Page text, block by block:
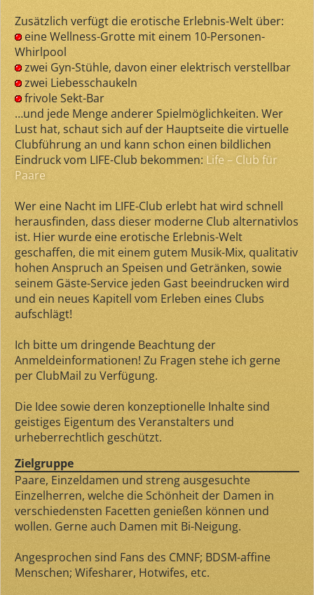
Zusätzlich verfügt die erotische Erlebnis-Welt über:
eine Wellness-Grotte mit einem 10-Personen-
Whirlpool
zwei Gyn-Stühle, davon einer elektrisch verstellbar
zwei Liebesschaukeln
frivole Sekt-Bar
…und jede Menge anderer Spielmöglichkeiten. Wer
Lust hat, schaut sich auf der Hauptseite die virtuelle
Clubführung an und kann schon einen bildlichen
Eindruck vom LIFE-Club bekommen: Life – Club für
Paare
Wer eine Nacht im LIFE-Club erlebt hat wird schnell
herausfinden, dass dieser moderne Club alternativlos
ist. Hier wurde eine erotische Erlebnis-Welt
geschaffen, die mit einem gutem Musik-Mix, qualitativ
hohen Anspruch an Speisen und Getränken, sowie
seinem Gäste-Service jeden Gast beeindrucken wird
und ein neues Kapitell vom Erleben eines Clubs
aufschlägt!
Ich bitte um dringende Beachtung der
Anmeldeinformationen! Zu Fragen stehe ich gerne
per ClubMail zu Verfügung.
Die Idee sowie deren konzeptionelle Inhalte sind
geistiges Eigentum des Veranstalters und
urheberrechtlich geschützt.
Zielgruppe
Paare, Einzeldamen und streng ausgesuchte
Einzelherren, welche die Schönheit der Damen in
verschiedensten Facetten genießen können und
wollen. Gerne auch Damen mit Bi-Neigung.
Angesprochen sind Fans des CMNF; BDSM-affine
Menschen; Wifesharer, Hotwifes, etc.